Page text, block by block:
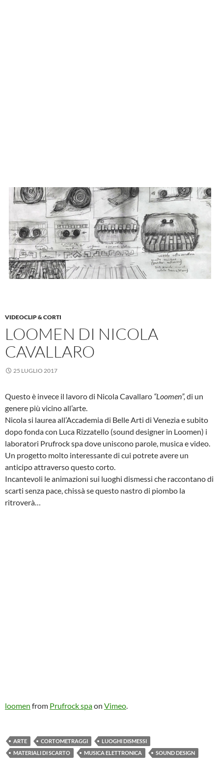
VIDEOCLIP & CORTI
LOOMEN DI NICOLA
CAVALLARO
25 LUGLIO 2017
Questo è invece il lavoro di Nicola Cavallaro “Loomen”, di un
genere più vicino all’arte.
Nicola si laurea all’Accademia di Belle Arti di Venezia e subito
dopo fonda con Luca Rizzatello (sound designer in Loomen) i
laboratori Prufrock spa dove uniscono parole, musica e video.
Un progetto molto interessante di cui potrete avere un
anticipo attraverso questo corto.
Incantevoli le animazioni sui luoghi dismessi che raccontano di
scarti senza pace, chissà se questo nastro di piombo la
ritroverà…
loomen from Prufrock spaon Vimeo.
ARTE CORTOMETRAGGI
LUOGHI DISMESSI
MATERIALI DI SCARTO
MUSICA ELETTRONICA SOUND DESIGN